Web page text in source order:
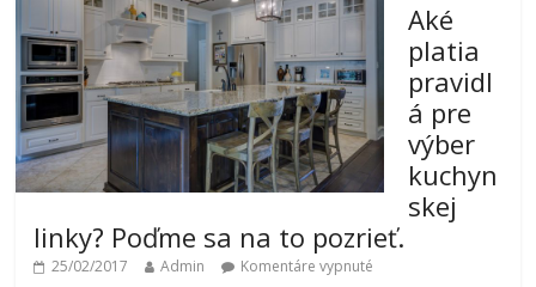
Aké
platia
pravidl
á pre
výber
kuchyn
skej
linky? Poďme sa na to pozrieť.
25/02/2017 Admin Komentáre vypnuté